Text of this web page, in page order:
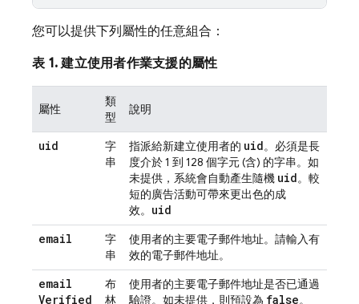
您可以提供下列屬性的任意組合：
表 1. 建立使用者作業支援的屬性
屬性
類
型
說明
uid
字
串
指派給新建立使用者的 uid。必須是長
度介於 1 到 128 個字元 (含) 的字串。如
未提供，系統會自動產生隨機 uid。較
短的廣告活動可帶來更出色的成
效。 uid
email
字
串
使用者的主要電子郵件地址。請輸入有
效的電子郵件地址。
email
Verified
布
林
使用者的主要電子郵件地址是否已通過
驗證。如未提供，則預設為 false。